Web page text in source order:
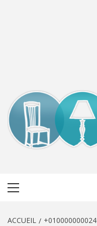
ACCUEIL +010000000024